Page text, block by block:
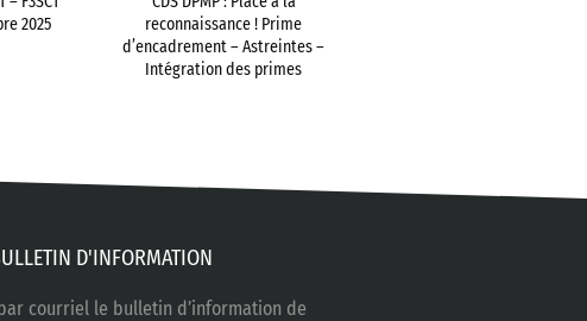
2025
reconnaissance ! Prime
d’encadrement – Astreintes –
Intégration des primes
D'INFORMATION
courriel le bulletin d’information de